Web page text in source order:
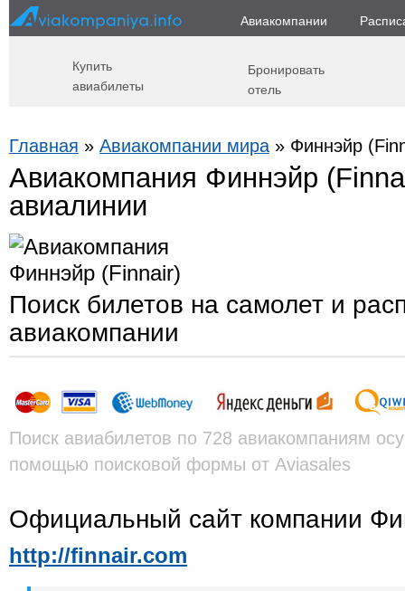
Авиакомпании
Купить
авиабилеты
Бронировать
отель
Главная » Авиакомпании мира » Финнэйр
Авиакомпания Финнэйр
авиалинии
Поиск билетов на самолет и
авиакомпании
Поиск авиабилетов по 728 авиакомпаниям
помощью поисковой формы от Aviasales
Официальный сайт компании
http://finnair.com